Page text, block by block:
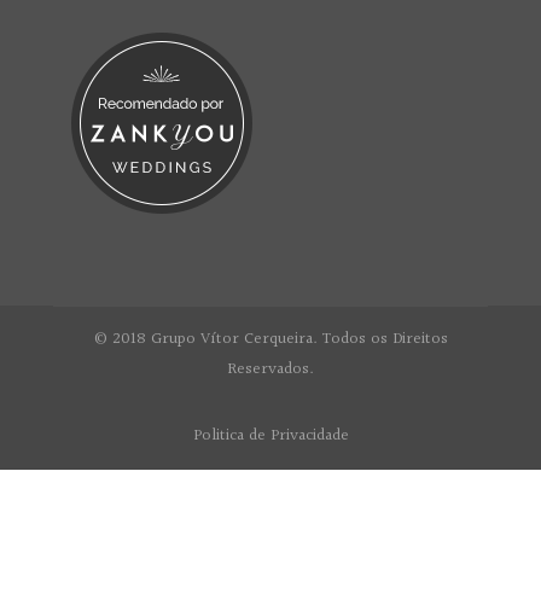
© 2018 Grupo Vítor Cerqueira. Todos os Direitos
Reservados.
Politica de Privacidade